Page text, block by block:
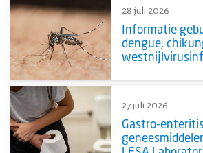
Informatie
dengue,
28 juli 2026
Gastro-
27 juli 2026